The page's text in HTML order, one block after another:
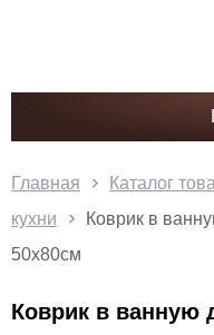
Главная Каталог
кухни
Коврик в
50x80см
Коврик в ванную